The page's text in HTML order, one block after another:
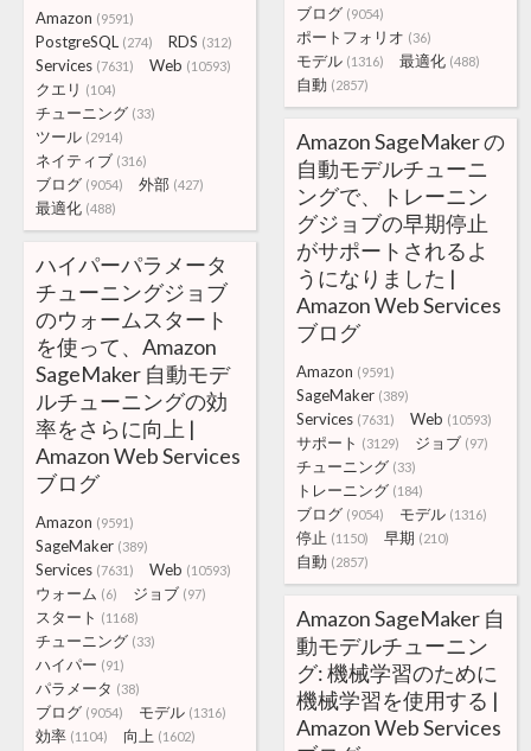
ブログ (9054)
ポートフォリオ (36)
モデル (1316) 最適化 (488)
自動 (2857)
Amazon (9591)
PostgreSQL (274) RDS (312)
Services (7631) Web (10593)
クエリ (104)
チューニング (33)
ツール (2914)
ネイティブ (316)
ブログ (9054) 外部 (427)
最適化 (488)
Amazon SageMaker の
自動モデルチューニ
ングで、トレーニン
グジョブの早期停止
がサポートされるよ
うになりました |
Amazon Web Services
ブログ
Amazon (9591)
SageMaker (389)
Services (7631) Web (10593)
サポート (3129) ジョブ (97)
チューニング (33)
トレーニング (184)
ブログ (9054) モデル (1316)
停止 (1150) 早期 (210)
自動 (2857)
ハイパーパラメータ
チューニングジョブ
のウォームスタート
を使って、Amazon
SageMaker 自動モデ
ルチューニングの効
率をさらに向上 |
Amazon Web Services
ブログ
Amazon (9591)
SageMaker (389)
Services (7631) Web (10593)
ウォーム (6) ジョブ (97)
スタート (1168)
チューニング (33)
ハイパー (91)
パラメータ (38)
ブログ (9054) モデル (1316)
効率 (1104) 向上 (1602)
Amazon SageMaker 自
動モデルチューニン
グ: 機械学習のために
機械学習を使用する |
Amazon Web Services